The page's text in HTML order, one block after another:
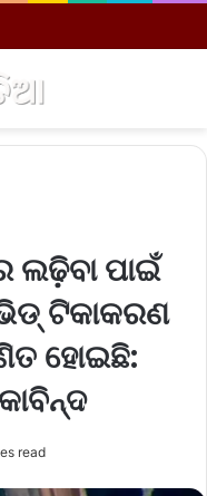
ଲଢ଼ିବା ପାଇଁ
ଟିକାକରଣ
ହୋଇଛି:
read